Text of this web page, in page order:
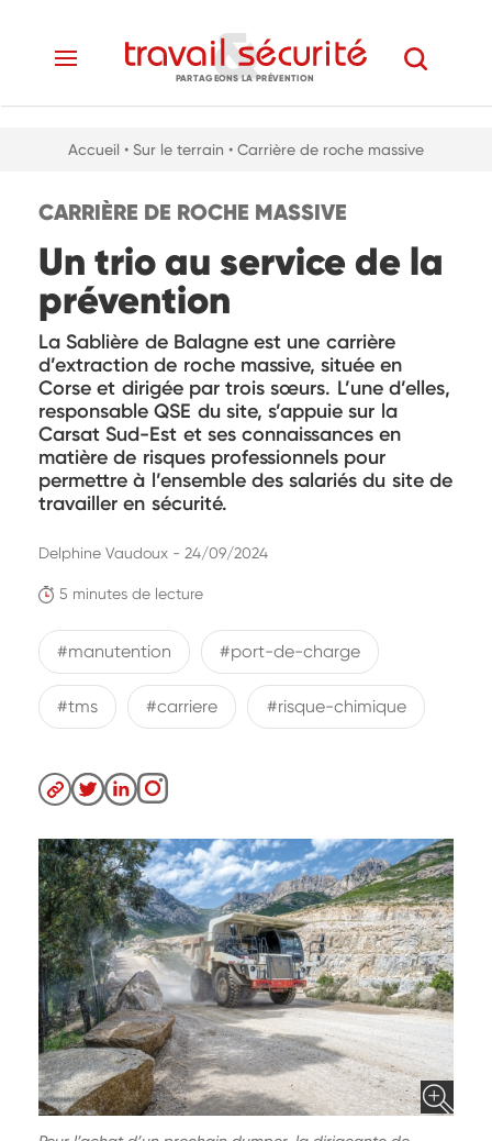
PARTAGEONS LA PRÉVENTION
Accueil • Sur le terrain • Carrière de roche massive
CARRIÈRE DE ROCHE MASSIVE
Un trio au service de la
prévention
La Sablière de Balagne est une carrière
d’extraction de roche massive, située en
Corse et dirigée par trois sœurs. L’une d’elles,
responsable QSE du site, s’appuie sur la
Carsat Sud-Est et ses connaissances en
matière de risques professionnels pour
permettre à l’ensemble des salariés du site de
travailler en sécurité.
5 minutes de lecture
Delphine Vaudoux - 24/09/2024
#manutention #port-de-charge
#tms #carriere #risque-chimique